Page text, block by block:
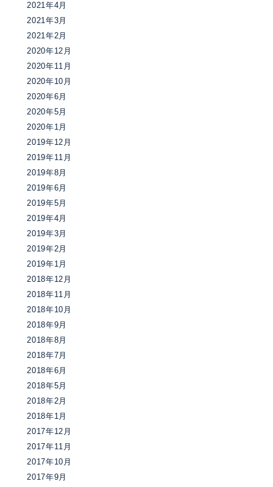
2021年4月
2021年3月
2021年2月
2020年12月
2020年11月
2020年10月
2020年6月
2020年5月
2020年1月
2019年12月
2019年11月
2019年8月
2019年6月
2019年5月
2019年4月
2019年3月
2019年2月
2019年1月
2018年12月
2018年11月
2018年10月
2018年9月
2018年8月
2018年7月
2018年6月
2018年5月
2018年2月
2018年1月
2017年12月
2017年11月
2017年10月
2017年9月